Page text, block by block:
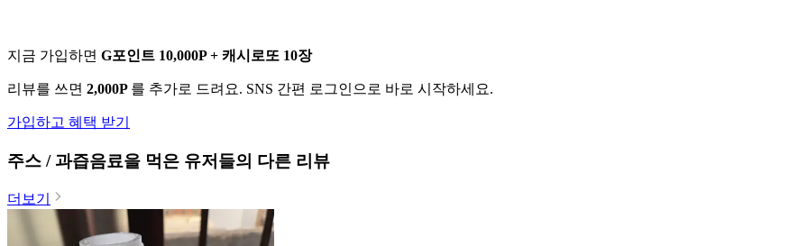
지금 가입하면 G포인트 10,000P + 캐시로또 10장
리뷰를 쓰면 2,000P 를 추가로 드려요. SNS 간편 로그인으로 바로 시작하세요.
가입하고 혜택 받기
주스 / 과즙음료을 먹은 유저들의 다른 리뷰
더보기